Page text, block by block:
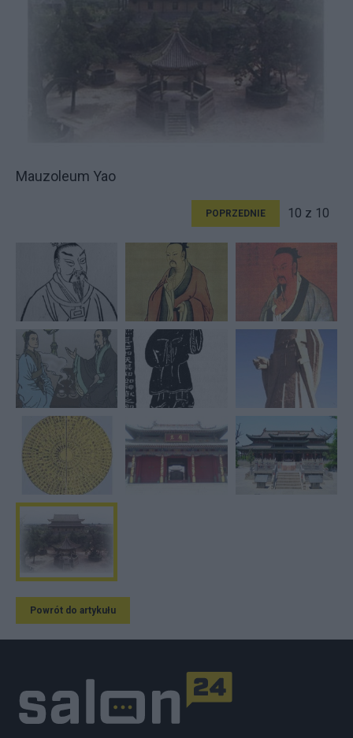
Mauzoleum Yao
POPRZEDNIE 10 z 10
Powrót do artykułu